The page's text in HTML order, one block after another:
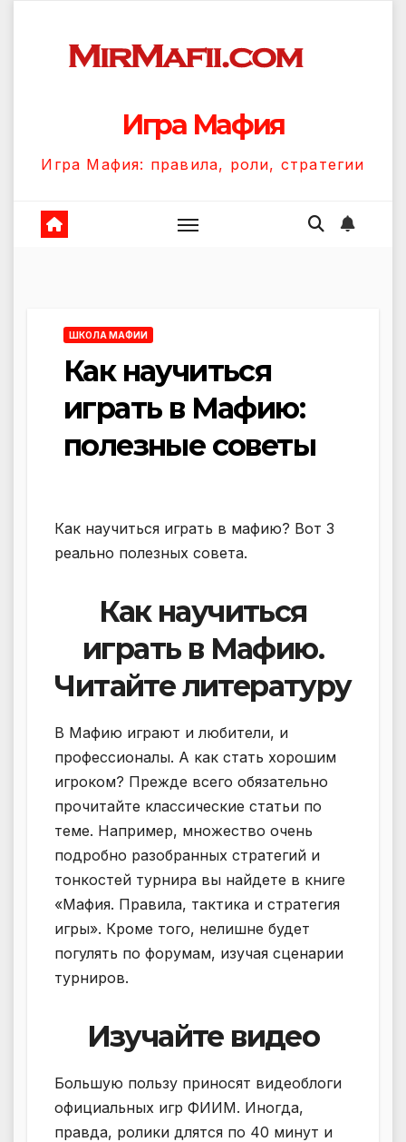
содержанию
Игра Мафия
Игра Мафия: правила, роли, стратегии
ШКОЛА МАФИИ
Как научиться
играть в Мафию:
полезные советы
Как научиться играть в мафию? Вот 3
реально полезных совета.
Как научиться
играть в Мафию.
Читайте литературу
В Мафию играют и любители, и
профессионалы. А как стать хорошим
игроком? Прежде всего обязательно
прочитайте классические статьи по
теме. Например, множество очень
подробно разобранных стратегий и
тонкостей турнира вы найдете в книге
«Мафия. Правила, тактика и стратегия
игры». Кроме того, нелишне будет
погулять по форумам, изучая сценарии
турниров.
Изучайте видео
Большую пользу приносят видеоблоги
официальных игр ФИИМ. Иногда,
правда, ролики длятся по 40 минут и